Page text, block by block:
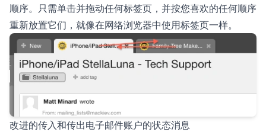
顺序。只需单击并拖动任何标签页，并按您喜欢的任何顺序
重新放置它们，就像在网络浏览器中使用标签页一样。
改进的传入和传出电子邮件账户的状态消息